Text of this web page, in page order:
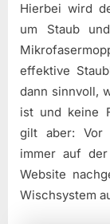
Hierbei wird
um Staub
effektive
dann sinnvoll,
ist und keine
gilt aber: Vor
immer auf
Website
Wischsystem